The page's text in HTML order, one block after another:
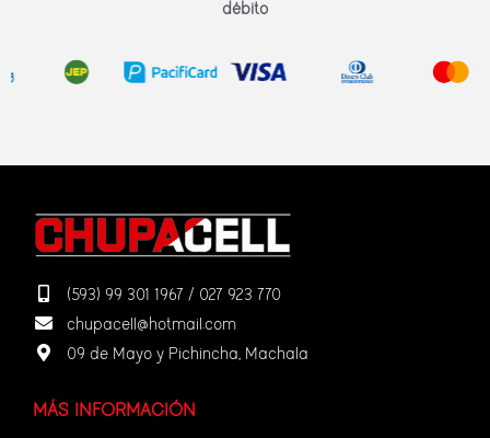
débito
(593) 99 301 1967 / 027 923 770
chupacell@hotmail.com
09 de Mayo y Pichincha, Machala
MÁS INFORMACIÓN